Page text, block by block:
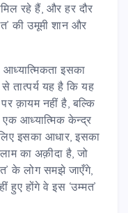
रहे हैं, और हर दौर
की उमूमी शान और
आध्यात्मिकता इसका
तात्पर्य यह है कि यह
पर क़ायम नहीं है, बल्कि
आध्यात्मिक केन्द्र
इसका आधार, इसका
का अक़ीदा है, जो
के लोग समझे जाएँगे,
हुए होंगे वे इस ‘उम्मत’